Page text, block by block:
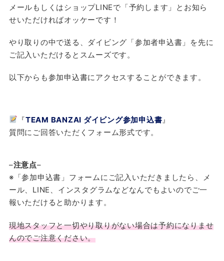
メールもしくはショップLINEで「予約します」とお知ら
せいただければオッケーです！
やり取りの中で送る、ダイビング「参加者申込書」を先に
ご記入いただけるとスムーズです。
以下からも参加申込書にアクセスすることができます。
『TEAM BANZAI ダイビング参加申込書』
質問にご回答いただくフォーム形式です。
–注意点–
※「参加申込書」フォームにご記入いただきましたら、メ
ール、LINE、インスタグラムなどなんでもよいのでご一
報いただけると助かります。
現地スタッフと一切やり取りがない場合は予約になりませ
んのでご注意ください。